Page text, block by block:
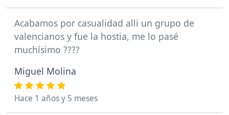
Acabamos por casualidad alli un grupo de
valencianos y fue la hostia, me lo pasé
muchísimo ????
Miguel Molina
Hace 1 años y 5 meses